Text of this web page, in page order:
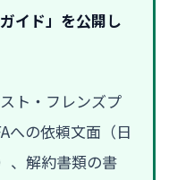
イド」を公開し
ト・フレンズプ
への依頼文面（日
、解約書類の書